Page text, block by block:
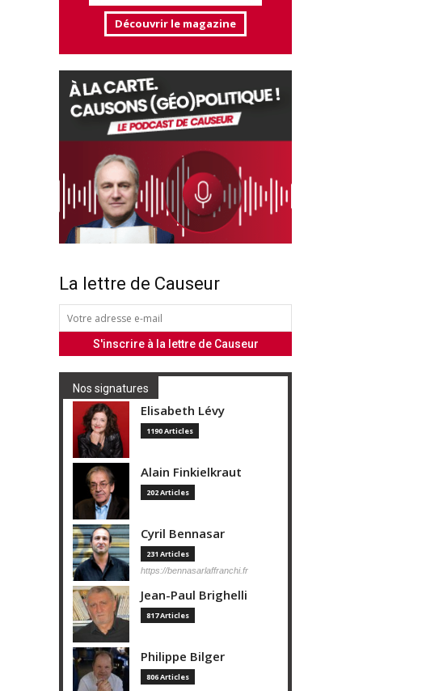
Découvrir le magazine
La lettre de Causeur
Nos signatures
Elisabeth Lévy
1190 Articles
Alain Finkielkraut
202 Articles
Cyril Bennasar
231 Articles
https://bennasarlaffranchi.fr
Jean-Paul Brighelli
817 Articles
Philippe Bilger
806 Articles